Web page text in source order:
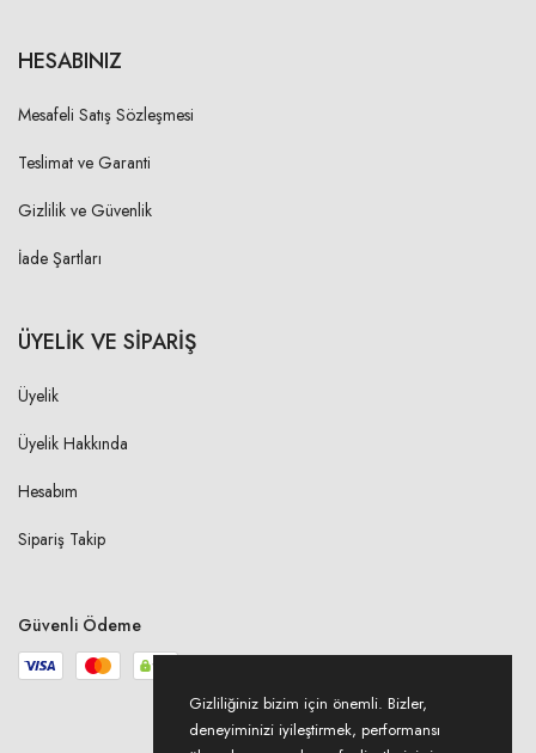
HESABINIZ
Mesafeli Satış Sözleşmesi
Teslimat ve Garanti
Gizlilik ve Güvenlik
İade Şartları
ÜYELİK VE SİPARİŞ
Üyelik
Üyelik Hakkında
Hesabım
Sipariş Takip
Güvenli Ödeme
Gizliliğiniz bizim için önemli. Bizler,
deneyiminizi iyileştirmek, performansı